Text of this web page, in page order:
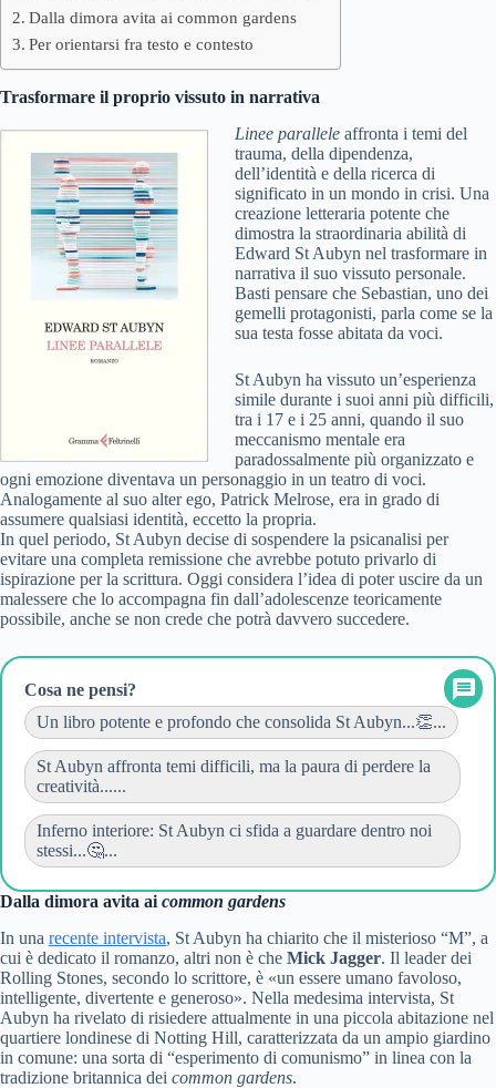
Dalla dimora avita ai common gardens
Per orientarsi fra testo e contesto
Trasformare il proprio vissuto in narrativa
Linee parallele affronta i temi del
trauma, della dipendenza,
dell’identità e della ricerca di
significato in un mondo in crisi. Una
creazione letteraria potente che
dimostra la straordinaria abilità di
Edward St Aubyn nel trasformare in
narrativa il suo vissuto personale.
Basti pensare che Sebastian, uno dei
gemelli protagonisti, parla come se la
sua testa fosse abitata da voci.
St Aubyn ha vissuto un’esperienza
simile durante i suoi anni più difficili,
tra i 17 e i 25 anni, quando il suo
meccanismo mentale era
paradossalmente più organizzato e
ogni emozione diventava un personaggio in un teatro di voci.
Analogamente al suo alter ego, Patrick Melrose, era in grado di
assumere qualsiasi identità, eccetto la propria.
In quel periodo, St Aubyn decise di sospendere la psicanalisi per
evitare una completa remissione che avrebbe potuto privarlo di
ispirazione per la scrittura. Oggi considera l’idea di poter uscire da un
malessere che lo accompagna fin dall’adolescenze teoricamente
possibile, anche se non crede che potrà davvero succedere.
Cosa ne pensi?
Un libro potente e profondo che consolida St Aubyn...👏...
St Aubyn affronta temi difficili, ma la paura di perdere la
creatività......
Inferno interiore: St Aubyn ci sfida a guardare dentro noi
stessi...🤔...
Dalla dimora avita ai common gardens
In una recente intervista, St Aubyn ha chiarito che il misterioso “M”, a
cui è dedicato il romanzo, altri non è che Mick Jagger. Il leader dei
Rolling Stones, secondo lo scrittore, è «un essere umano favoloso,
intelligente, divertente e generoso». Nella medesima intervista, St
Aubyn ha rivelato di risiedere attualmente in una piccola abitazione nel
quartiere londinese di Notting Hill, caratterizzata da un ampio giardino
in comune: una sorta di “esperimento di comunismo” in linea con la
tradizione britannica dei common gardens.